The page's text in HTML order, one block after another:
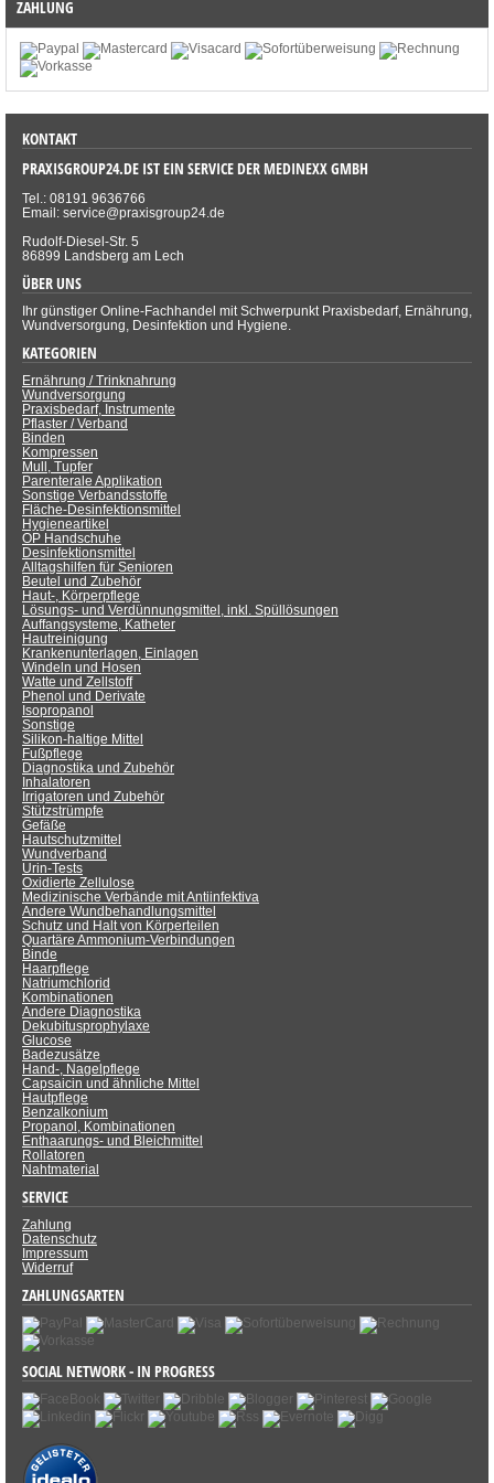
ZAHLUNG
KONTAKT
PRAXISGROUP24.DE IST EIN SERVICE DER MEDINEXX GMBH
Tel.: 08191 9636766
Email: service@praxisgroup24.de
Rudolf-Diesel-Str. 5
86899 Landsberg am Lech
ÜBER UNS
Ihr günstiger Online-Fachhandel mit Schwerpunkt Praxisbedarf, Ernährung,
Wundversorgung, Desinfektion und Hygiene.
KATEGORIEN
Ernährung / Trinknahrung
Wundversorgung
Praxisbedarf, Instrumente
Pflaster / Verband
Binden
Kompressen
Mull, Tupfer
Parenterale Applikation
Sonstige Verbandsstoffe
Fläche-Desinfektionsmittel
Hygieneartikel
OP Handschuhe
Desinfektionsmittel
Alltagshilfen für Senioren
Beutel und Zubehör
Haut-, Körperpflege
Lösungs- und Verdünnungsmittel, inkl. Spüllösungen
Auffangsysteme, Katheter
Hautreinigung
Krankenunterlagen, Einlagen
Windeln und Hosen
Watte und Zellstoff
Phenol und Derivate
Isopropanol
Sonstige
Silikon-haltige Mittel
Fußpflege
Diagnostika und Zubehör
Inhalatoren
Irrigatoren und Zubehör
Stützstrümpfe
Gefäße
Hautschutzmittel
Wundverband
Urin-Tests
Oxidierte Zellulose
Medizinische Verbände mit Antiinfektiva
Andere Wundbehandlungsmittel
Schutz und Halt von Körperteilen
Quartäre Ammonium-Verbindungen
Binde
Haarpflege
Natriumchlorid
Kombinationen
Andere Diagnostika
Dekubitusprophylaxe
Glucose
Badezusätze
Hand-, Nagelpflege
Capsaicin und ähnliche Mittel
Hautpflege
Benzalkonium
Propanol, Kombinationen
Enthaarungs- und Bleichmittel
Rollatoren
Nahtmaterial
SERVICE
Zahlung
Datenschutz
Impressum
Widerruf
ZAHLUNGSARTEN
SOCIAL NETWORK - IN PROGRESS